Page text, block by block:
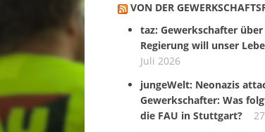
VON DER
taz: Gewerkschafter
Regierung will unser
Juli 2026
jungeWelt: Neonazis
Gewerkschafter: Was
die FAU in Stuttgart?